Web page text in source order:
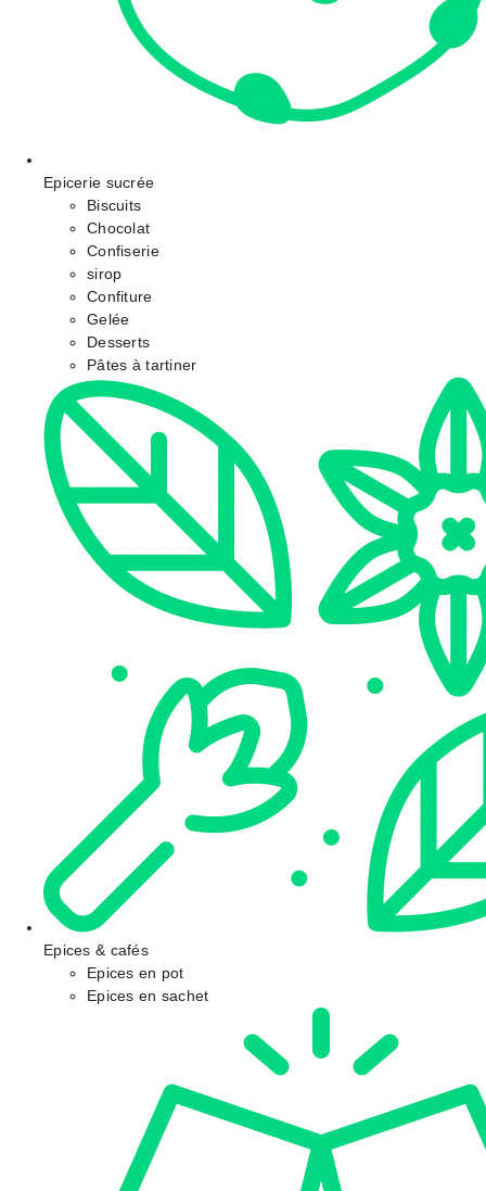
Epicerie sucrée
Biscuits
Chocolat
Confiserie
sirop
Confiture
Gelée
Desserts
Pâtes à tartiner
Epices & cafés
Epices en pot
Epices en sachet